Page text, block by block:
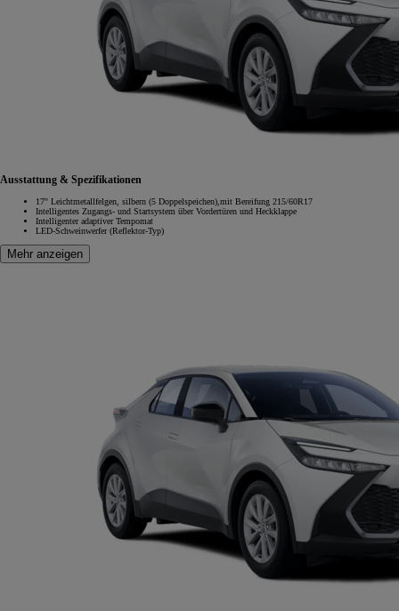
Ausstattung & Spezifikationen
17'' Leichtmetallfelgen, silbern (5 Doppelspeichen),mit Bereifung 215/60R17
Intelligentes Zugangs- und Startsystem über Vordertüren und Heckklappe
Intelligenter adaptiver Tempomat
LED-Schweinwerfer (Reflektor-Typ)
Mehr anzeigen